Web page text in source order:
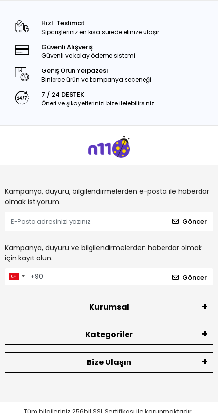
Hızlı Teslimat
Siparişleriniz en kısa sürede elinize ulaşır.
Güvenli Alışveriş
Güvenli ve kolay ödeme sistemi
Geniş Ürün Yelpazesi
Binlerce ürün ve kampanya seçeneği
7 / 24 DESTEK
Öneri ve şikayetlerinizi bize iletebilirsiniz.
Kampanya, duyuru, bilgilendirmelerden e-posta ile haberdar
olmak istiyorum.
Gönder
Kampanya, duyuru ve bilgilendirmelerden haberdar olmak
için kayıt olun.
Gönder
Kurumsal
Kategoriler
Bize Ulaşın